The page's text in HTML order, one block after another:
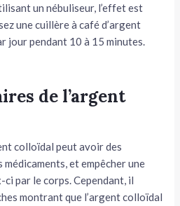
un nébuliseur, l’effet est
une cuillère à café d’argent
jour pendant 10 à 15 minutes.
de l’argent
colloïdal peut avoir des
et empêcher une
par le corps. Cependant, il
montrant que l’argent colloïdal